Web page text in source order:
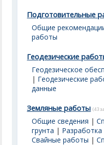
Подготовительные
Общие
работы
Геодезические
Геодезическое
| Геодезические
данные
Земляные работы (43
Общие сведения |
грунта |
Свайные работы |